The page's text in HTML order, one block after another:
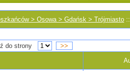
> Osowa > Gdańsk > Trójmiasto ::
do strony
>>